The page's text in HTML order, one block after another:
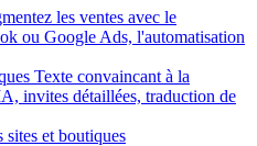
les ventes avec le
ou Google Ads, l'automatisation
Texte convaincant à la
invites détaillées, traduction de
sites et boutiques